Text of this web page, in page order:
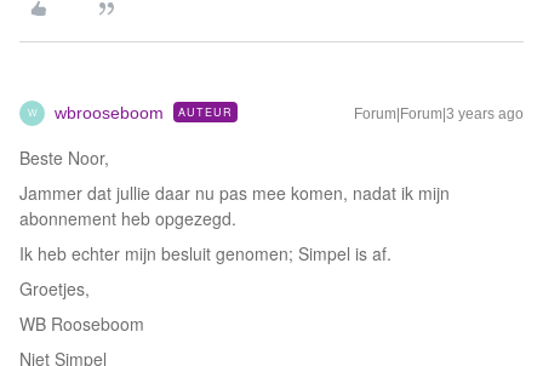
W wbrooseboom AUTEUR Forum|Forum|3 years ago
Beste Noor,
Jammer dat jullie daar nu pas mee komen, nadat ik mijn
abonnement heb opgezegd.
Ik heb echter mijn besluit genomen; Simpel is af.
Groetjes,
WB Rooseboom
Niet Simpel